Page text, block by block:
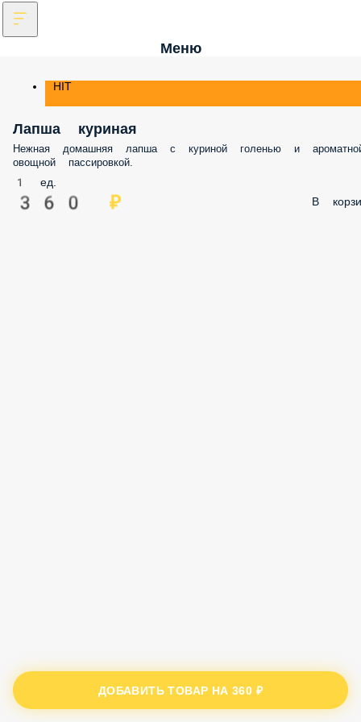
Меню
HIT
Лапша куриная
Нежная домашняя лапша с куриной голенью и
овощной пассировкой.
1 ед.
360 ₽ В
ДОБАВИТЬ ТОВАР НА360 ₽